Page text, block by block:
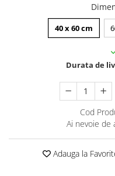
Tricouri mamici
Tricouri tatici
Tricouri pescari
Tricouri gameri
Tricouri music is life
Tricouri sporturi de iarna
Tricouri ski
40 x 60 cm
Durata de
Cod
Ai nevoie de
Adauga la